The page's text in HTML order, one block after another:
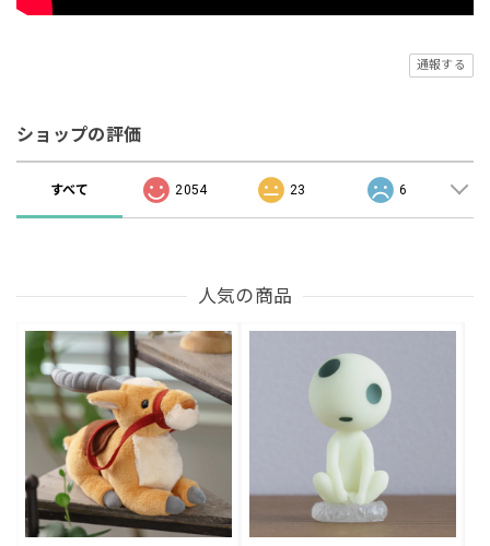
通報する
ショップの評価
すべて 2054 23 6
人気の商品